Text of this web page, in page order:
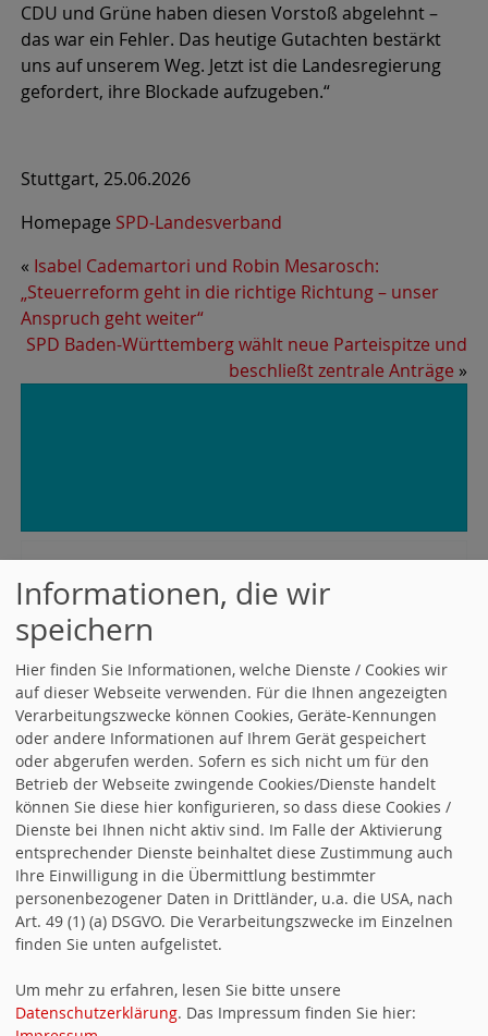
CDU und Grüne haben diesen Vorstoß abgelehnt –
das war ein Fehler. Das heutige Gutachten bestärkt
uns auf unserem Weg. Jetzt ist die Landesregierung
gefordert, ihre Blockade aufzugeben.“
Stuttgart, 25.06.2026
Homepage SPD-Landesverband
« Isabel Cademartori und Robin Mesarosch:
„Steuerreform geht in die richtige Richtung – unser
Anspruch geht weiter“
SPD Baden-Württemberg wählt neue Parteispitze und
beschließt zentrale Anträge »
TERMINE
Alle Termine öffnen.
Nächste Vorstandssitzung
19:30 Uhr |
Päsidium| | 11.09.2026, 00:00 Uhr - 11.09.2026 |
Landesvorstandsklausur| | 19.09.2026, 09:00 Uhr -
12:00 Uhr |
Alle Termine anzeigen
ROTER CHOR
Informationen, die wir
speichern
Hier finden Sie Informationen, welche Dienste / Cookies wir
auf dieser Webseite verwenden. Für die Ihnen angezeigten
Verarbeitungszwecke können Cookies, Geräte-Kennungen
oder andere Informationen auf Ihrem Gerät gespeichert
oder abgerufen werden. Sofern es sich nicht um für den
Betrieb der Webseite zwingende Cookies/Dienste handelt
können Sie diese hier konfigurieren, so dass diese Cookies /
Dienste bei Ihnen nicht aktiv sind. Im Falle der Aktivierung
entsprechender Dienste beinhaltet diese Zustimmung auch
Ihre Einwilligung in die Übermittlung bestimmter
personenbezogener Daten in Drittländer, u.a. die USA, nach
Art. 49 (1) (a) DSGVO. Die Verarbeitungszwecke im Einzelnen
finden Sie unten aufgelistet.
Um mehr zu erfahren, lesen Sie bitte unsere
Datenschutzerklärung. Das Impressum finden Sie hier: